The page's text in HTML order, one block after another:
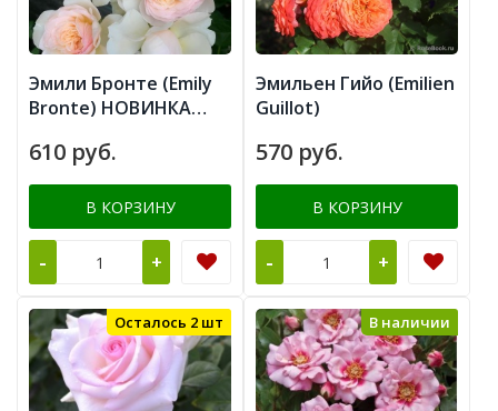
Эмили Бронте (Emily
Bronte) НОВИНКА
610 руб.
В КОРЗИНУ
- +
Эмильен Гийо (Emilien
Guillot)
570 руб.
В КОРЗИНУ
- +
Осталось 2 шт В наличии